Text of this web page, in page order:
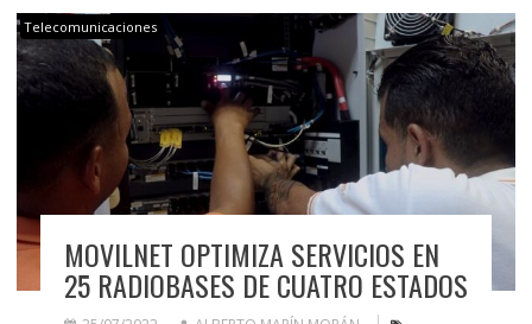
Telecomunicaciones
MOVILNET OPTIMIZA SERVICIOS EN
25 RADIOBASES DE CUATRO ESTADOS